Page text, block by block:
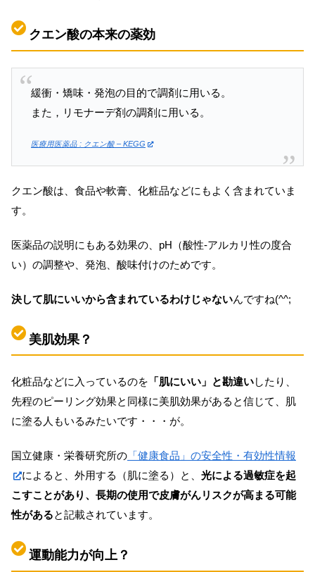
クエン酸の本来の薬効
緩衝・矯味・発泡の目的で調剤に用いる。
また，リモナーデ剤の調剤に用いる。
医療用医薬品 : クエン酸 – KEGG
クエン酸は、食品や軟膏、化粧品などにもよく含まれていま
す。
医薬品の説明にもある効果の、pH（酸性‐アルカリ性の度合
い）の調整や、発泡、酸味付けのためです。
決して肌にいいから含まれているわけじゃないんですね(^^;
美肌効果？
化粧品などに入っているのを 「肌にいい」と勘違いしたり、
先程のピーリング効果と同様に美肌効果があると信じて、肌
に塗る人もいるみたいです・・・が。
国立健康・栄養研究所の 「健康食品」の安全性・有効性情報
によると、外用する（肌に塗る）と、 光による過敏症を起
こすことがあり、長期の使用で皮膚がんリスクが高まる可能
性があると記載されています。
運動能力が向上？